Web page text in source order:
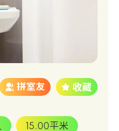
拼室友
15.00平米